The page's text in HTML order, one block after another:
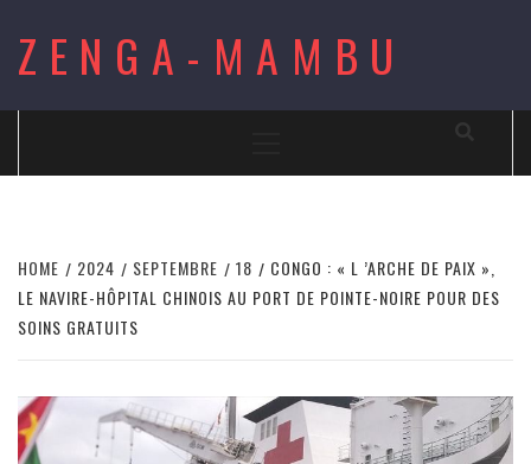
content
ZENGA-MAMBU
HOME 2024 SEPTEMBRE 18
CONGO : « L ’ARCHE DE PAIX »,
LE NAVIRE-HÔPITAL CHINOIS AU PORT DE POINTE-NOIRE POUR DES
SOINS GRATUITS